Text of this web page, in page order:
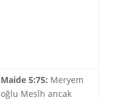
Maide 5:75: Meryem
oğlu Mesîh ancak